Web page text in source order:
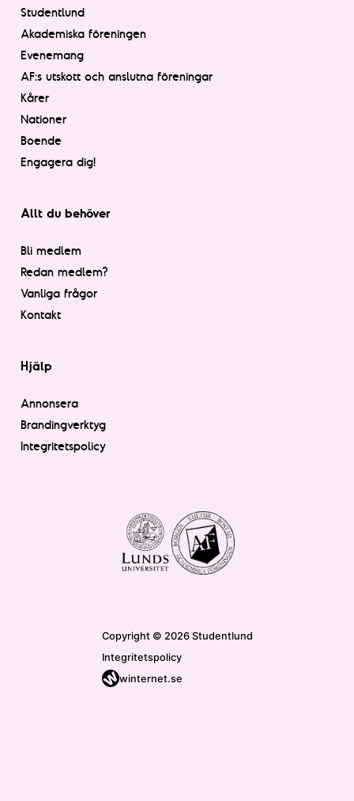
Studentlund
Akademiska föreningen
Evenemang
AF:s utskott och anslutna föreningar
Kårer
Nationer
Boende
Engagera dig!
Allt du behöver
Bli medlem
Redan medlem?
Vanliga frågor
Kontakt
Hjälp
Annonsera
Brandingverktyg
Integritetspolicy
Copyright © 2026 Studentlund
Integritetspolicy
winternet.se